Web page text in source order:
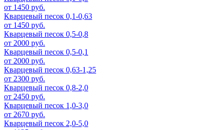
от 1450 руб.
Кварцевый песок 0,1-0,63
от 1450 руб.
Кварцевый песок 0,5-0,8
от 2000 руб.
Кварцевый песок 0,5-0,1
от 2000 руб.
Кварцевый песок 0,63-1,25
от 2300 руб.
Кварцевый песок 0,8-2,0
от 2450 руб.
Кварцевый песок 1,0-3,0
от 2670 руб.
Кварцевый песок 2,0-5,0